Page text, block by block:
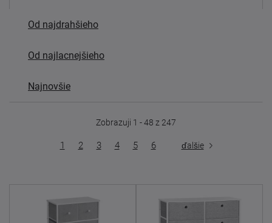
Od najdrahšieho
Od najlacnejšieho
Najnovšie
Zobrazuji 1 - 48 z 247
6
5
4
3
2
1 ďalšie